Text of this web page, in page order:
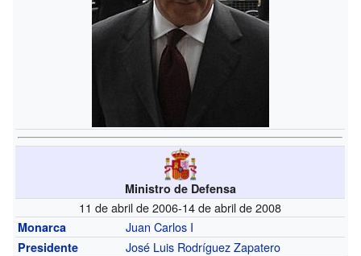
Ministro de Defensa
11 de abril de 2006-14 de abril de 2008
Monarca Juan Carlos I
Presidente José Luis Rodríguez Zapatero